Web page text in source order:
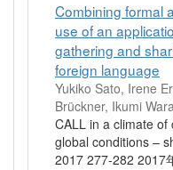
Combining formal
use of an
gathering and
foreign language
Yukiko Sato, Irene
Brückner, Ikumi
CALL in a climate
global conditions –
2017 277-282 2017